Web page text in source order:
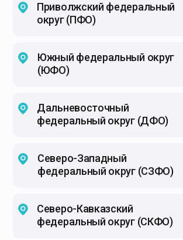
Северо-Кавказский
федеральный округ (СКФО)
Северо-Западный
федеральный округ (СЗФО)
Дальневосточный
федеральный округ (ДФО)
Южный федеральный округ
(ЮФО)
Приволжский федеральный
округ (ПФО)